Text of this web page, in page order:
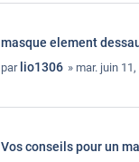
masque element
par lio1306 » mar. juin
Vos conseils pour un